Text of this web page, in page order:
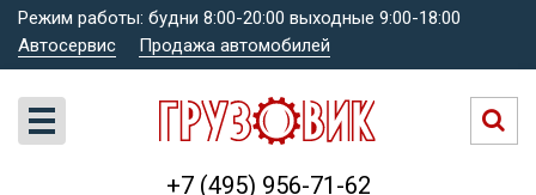
Режим работы: будни 8:00-20:00 выходные 9:00-18:00
Автосервис
Продажа автомобилей
+7 (495) 956-71-62